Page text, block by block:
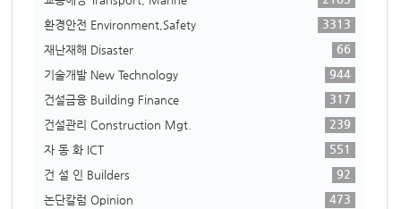
환경안전 Environment,Safety
3313
재난재해 Disaster
66
기술개발 New Technology
944
건설금융 Building Finance
317
건설관리 Construction Mgt.
239
자 동 화 ICT
551
건 설 인 Builders
92
논단칼럼 Opinion
473